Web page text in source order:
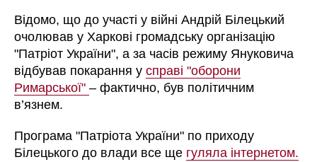
Відомо, що до участі у війні Андрій Білецький
очолював у Харкові громадську організацію
"Патріот України", а за часів режиму Януковича
відбував покарання усправі "оборони
Римарської"– фактично, був політичним
в’язнем.
Програма "Патріота України" по приходу
Білецького до влади все ще гуляла інтернетом.